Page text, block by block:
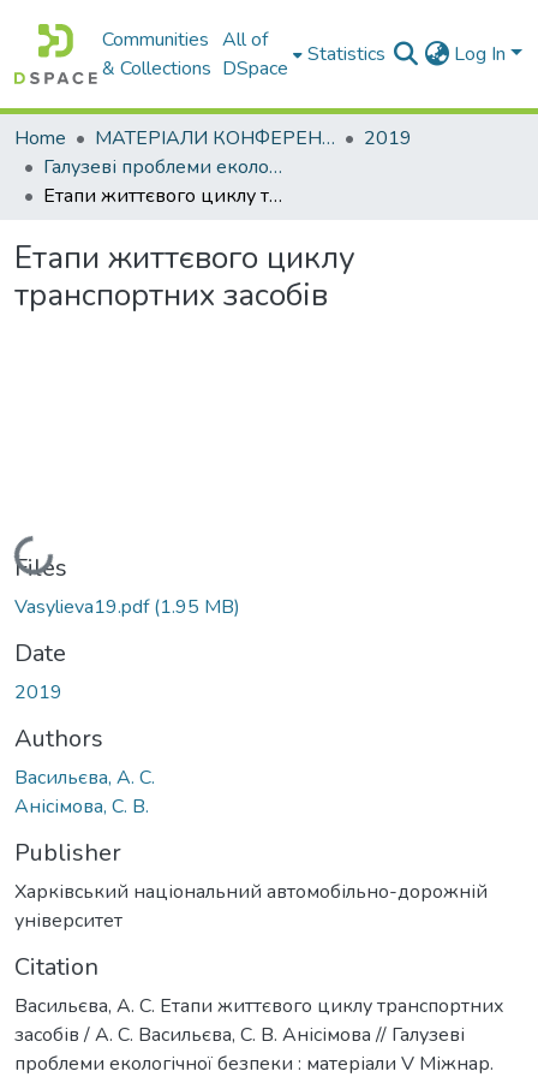
Communities
& Collections
All of
DSpace
Statistics Log In
Home МАТЕРІАЛИ КОНФЕРЕНЦІЙ
2019
Галузеві прoблеми екoлoгічнoї безпеки
Етапи життєвого циклу транспортних засобів
Етапи життєвого циклу
транспортних засобів
Loading...
Files
Vasylieva19.pdf(1.95 MB)
Date
2019
Authors
Васильєва, А. С.
Анісімова, С. В.
Publisher
Харківський національний автомобільно-дорожній
університет
Citation
Васильєва, А. С. Етапи життєвого циклу транспортних
засобів / А. С. Васильєва, С. В. Анісімова // Галузеві
проблеми екологічної безпеки : матеріали V Міжнар.